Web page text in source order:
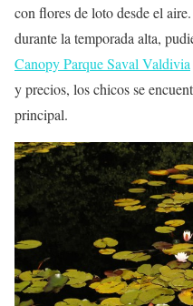
con flores de loto desde el
durante la temporada alta,
Canopy Parque Saval Valdivia
y precios, los chicos se
principal.